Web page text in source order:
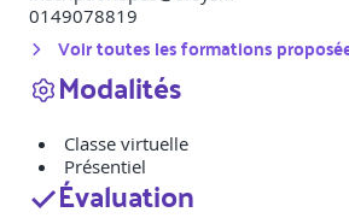
0149078819
Voir toutes les formations
Modalités
Classe virtuelle
Présentiel
Évaluation